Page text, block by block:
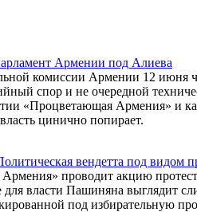
Армении под Алиева
комиссии Армении 12 июня
спор и не очередной
«Процветающая Армения» и
цинично попирает.
вендетта под
проводит акцию
власти Пашиняна выглядит
под избирательную